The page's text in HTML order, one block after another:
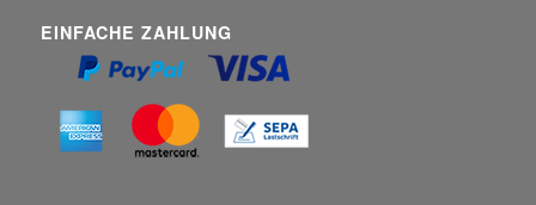
EINFACHE ZAHLUNG